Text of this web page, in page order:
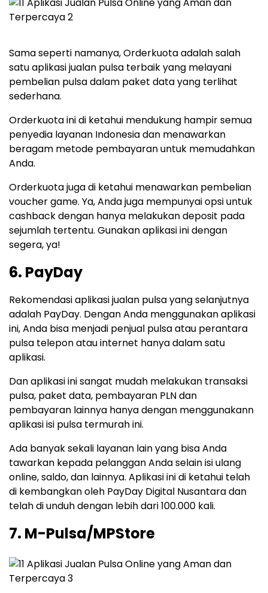
Sama seperti namanya, Orderkuota adalah salah
satu aplikasi jualan pulsa terbaik yang melayani
pembelian pulsa dalam paket data yang terlihat
sederhana.
Orderkuota ini di ketahui mendukung hampir semua
penyedia layanan Indonesia dan menawarkan
beragam metode pembayaran untuk memudahkan
Anda.
Orderkuota juga di ketahui menawarkan pembelian
voucher game. Ya, Anda juga mempunyai opsi untuk
cashback dengan hanya melakukan deposit pada
sejumlah tertentu. Gunakan aplikasi ini dengan
segera, ya!
6. PayDay
Rekomendasi aplikasi jualan pulsa yang selanjutnya
adalah PayDay. Dengan Anda menggunakan aplikasi
ini, Anda bisa menjadi penjual pulsa atau perantara
pulsa telepon atau internet hanya dalam satu
aplikasi.
Dan aplikasi ini sangat mudah melakukan transaksi
pulsa, paket data, pembayaran PLN dan
pembayaran lainnya hanya dengan menggunakann
aplikasi isi pulsa termurah ini.
Ada banyak sekali layanan lain yang bisa Anda
tawarkan kepada pelanggan Anda selain isi ulang
online, saldo, dan lainnya. Aplikasi ini di ketahui telah
di kembangkan oleh PayDay Digital Nusantara dan
telah di unduh dengan lebih dari 100.000 kali.
7. M-Pulsa/MPStore